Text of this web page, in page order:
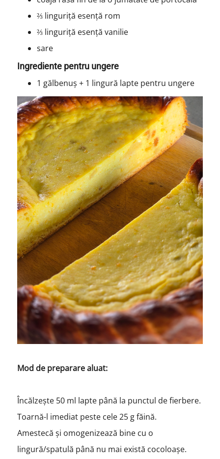
⅔ linguriță esență rom
⅔ linguriță esență vanilie
sare
Ingrediente pentru ungere
1 gălbenuș + 1 lingură lapte pentru ungere
Mod de preparare aluat:
Încălzește 50 ml lapte până la punctul de fierbere.
Toarnă-l imediat peste cele 25 g făină.
Amestecă și omogenizează bine cu o
lingură/spatulă până nu mai există cocoloașe.